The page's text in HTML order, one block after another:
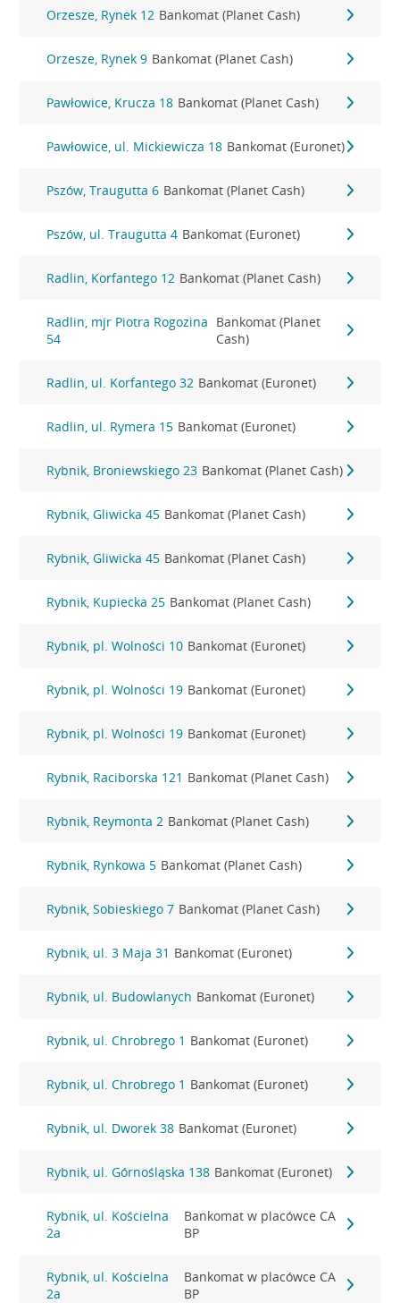
Orzesze, Rynek 12 Bankomat (Planet Cash)
Orzesze, Rynek 9 Bankomat (Planet Cash)
Pawłowice, Krucza 18 Bankomat (Planet Cash)
Pawłowice, ul. Mickiewicza 18 Bankomat (Euronet)
Pszów, Traugutta 6 Bankomat (Planet Cash)
Pszów, ul. Traugutta 4 Bankomat (Euronet)
Radlin, Korfantego 12 Bankomat (Planet Cash)
Radlin, mjr Piotra Rogozina
54
Bankomat (Planet
Cash)
Radlin, ul. Korfantego 32 Bankomat (Euronet)
Radlin, ul. Rymera 15 Bankomat (Euronet)
Rybnik, Broniewskiego 23 Bankomat (Planet Cash)
Rybnik, Gliwicka 45 Bankomat (Planet Cash)
Rybnik, Gliwicka 45 Bankomat (Planet Cash)
Rybnik, Kupiecka 25 Bankomat (Planet Cash)
Rybnik, pl. Wolności 10 Bankomat (Euronet)
Rybnik, pl. Wolności 19 Bankomat (Euronet)
Rybnik, pl. Wolności 19 Bankomat (Euronet)
Rybnik, Raciborska 121 Bankomat (Planet Cash)
Rybnik, Reymonta 2 Bankomat (Planet Cash)
Rybnik, Rynkowa 5 Bankomat (Planet Cash)
Rybnik, Sobieskiego 7 Bankomat (Planet Cash)
Rybnik, ul. 3 Maja 31 Bankomat (Euronet)
Rybnik, ul. Budowlanych Bankomat (Euronet)
Rybnik, ul. Chrobrego 1 Bankomat (Euronet)
Rybnik, ul. Chrobrego 1 Bankomat (Euronet)
Rybnik, ul. Dworek 38 Bankomat (Euronet)
Rybnik, ul. Górnośląska 138 Bankomat (Euronet)
Rybnik, ul. Kościelna
2a
Bankomat w placówce CA
BP
Rybnik, ul. Kościelna
2a
Bankomat w placówce CA
BP